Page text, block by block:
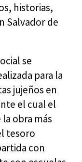
historias,
Salvador de
se
para la
jujeños en
el cual el
obra más
tesoro
con